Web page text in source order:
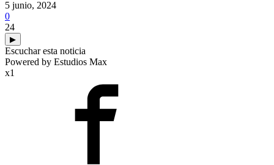
5 junio, 2024
0
24
▶
Escuchar esta noticia
Powered by Estudios Max
x1